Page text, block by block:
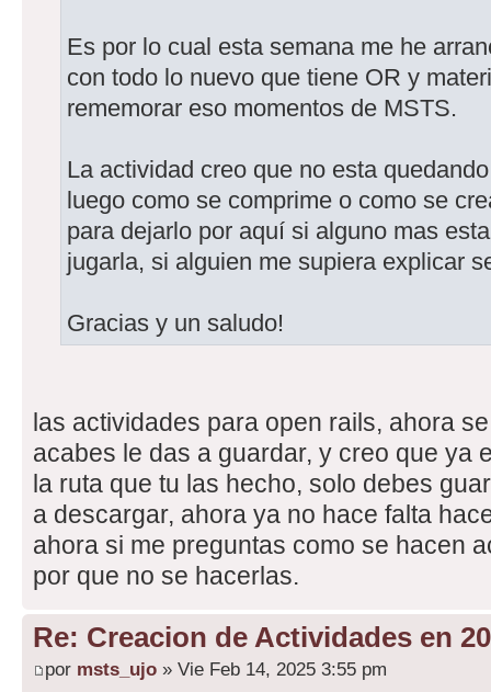
Es por lo cual esta semana me he
con todo lo nuevo que tiene OR y
rememorar eso momentos de MSTS.
La actividad creo que no esta
luego como se comprime o como se
para dejarlo por aquí si alguno mas
jugarla, si alguien me supiera explicar
Gracias y un saludo!
las actividades para open rails, ahora
acabes le das a guardar, y creo que ya
la ruta que tu las hecho, solo debes
a descargar, ahora ya no hace falta
ahora si me preguntas como se hacen
por que no se hacerlas.
Re: Creacion de Actividades en
por msts_ujo » Vie Feb 14, 2025 3:55 pm